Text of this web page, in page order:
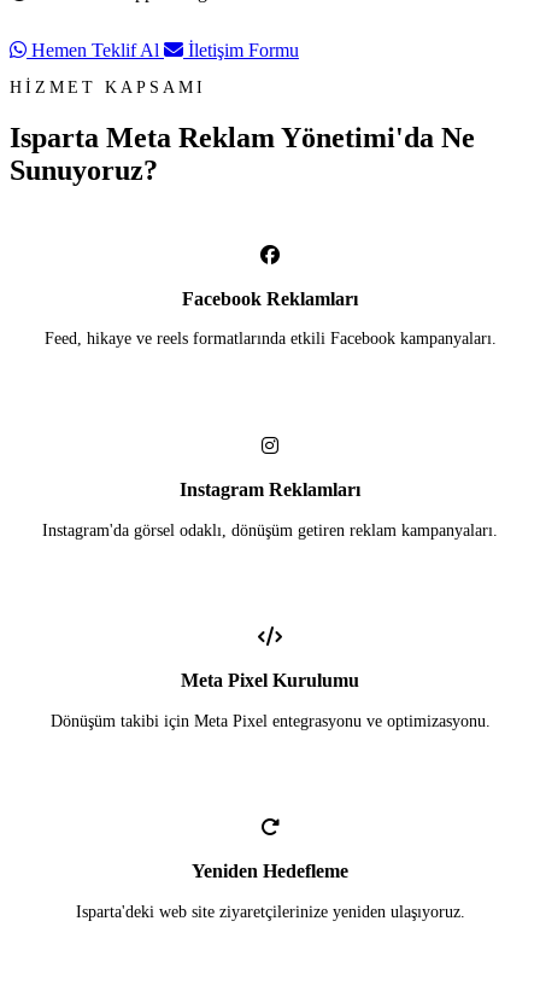
Hemen Teklif Al İletişim Formu
HİZMET KAPSAMI
Isparta Meta Reklam Yönetimi'da Ne
Sunuyoruz?
Facebook Reklamları
Feed, hikaye ve reels formatlarında etkili Facebook kampanyaları.
Instagram Reklamları
Instagram'da görsel odaklı, dönüşüm getiren reklam kampanyaları.
Meta Pixel Kurulumu
Dönüşüm takibi için Meta Pixel entegrasyonu ve optimizasyonu.
Yeniden Hedefleme
Isparta'deki web site ziyaretçilerinize yeniden ulaşıyoruz.